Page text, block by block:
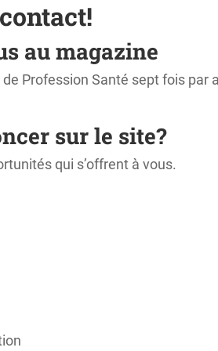
au magazine
Profession Santé sept fois par
sur le site?
qui s’offrent à vous.